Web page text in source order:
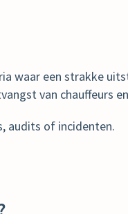
waar een strakke
van chauffeurs
audits of incidenten.